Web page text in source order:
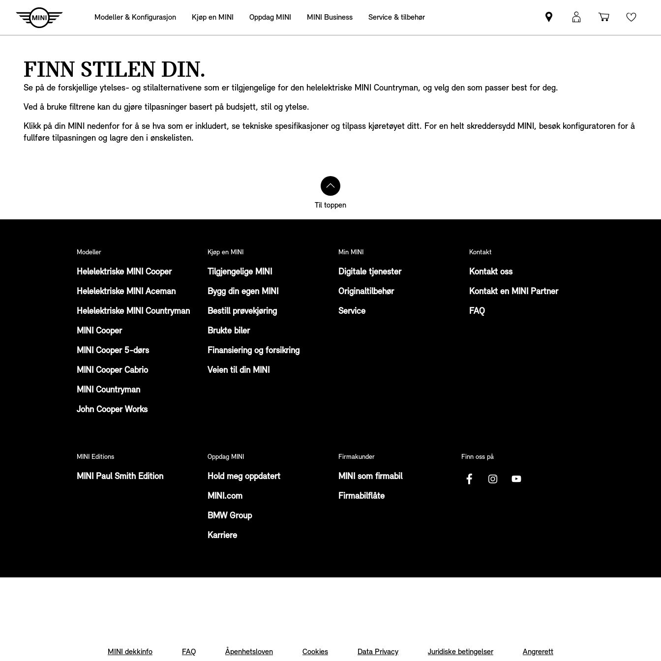
Modeller & Konfigurasjon Kjøp en MINI Oppdag MINI MINI Business Service & tilbehør
Find
MINI-
Min
MINI-
FINN STILEN DIN.
Se på de forskjellige ytelses- og stilalternativene som er tilgjengelige for den helelektriske MINI Countryman, og velg den som passer best for deg.
Ved å bruke filtrene kan du gjøre tilpasninger basert på budsjett, stil og ytelse.
Klikk på din MINI nedenfor for å se hva som er inkludert, se tekniske spesifikasjoner og tilpass kjøretøyet ditt. For en helt skreddersydd MINI, besøk konfiguratoren for å
fullføre tilpasningen og lagre den i ønskelisten.
Til toppen
Modeller
Helelektriske MINI Cooper
Helelektriske MINI Aceman
Helelektriske MINI Countryman
MINI Cooper
MINI Cooper 5-dørs
MINI Cooper Cabrio
MINI Countryman
John Cooper Works
Kjøp en MINI
Tilgjengelige MINI
Bygg din egen MINI
Bestill prøvekjøring
Brukte biler
Finansiering og forsikring
Veien til din MINI
Min MINI
Digitale tjenester
Originaltilbehør
Service
Kontakt
Kontakt oss
Kontakt en MINI Partner
FAQ
MINI Editions
MINI Paul Smith Edition
Oppdag MINI
Hold meg oppdatert
MINI.com
BMW Group
Karriere
Firmakunder
MINI som firmabil
Firmabilflåte
Finn oss på
MINI dekkinfo FAQ Åpenhetsloven Cookies Data Privacy Juridiske betingelser Angrerett